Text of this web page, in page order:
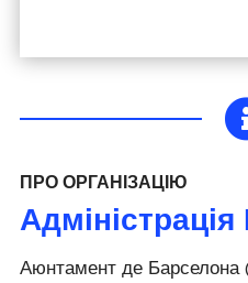
ПРО ОРГАНІЗАЦІЮ
Аюнтамент де